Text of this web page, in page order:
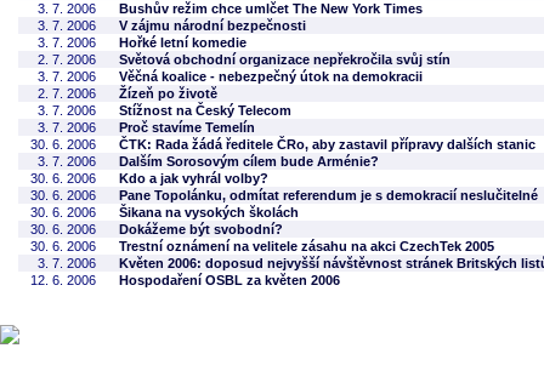
3. 7. 2006
Bushův režim chce umlčet The New York Times
3. 7. 2006
V zájmu národní bezpečnosti
3. 7. 2006
Hořké letní komedie
2. 7. 2006
Světová obchodní organizace nepřekročila svůj stín
3. 7. 2006
Věčná koalice - nebezpečný útok na demokracii
2. 7. 2006
Žízeň po životě
3. 7. 2006
Stížnost na Český Telecom
3. 7. 2006
Proč stavíme Temelín
30. 6. 2006
ČTK: Rada žádá ředitele ČRo, aby zastavil přípravy dalších stanic
3. 7. 2006
Dalším Sorosovým cílem bude Arménie?
30. 6. 2006
Kdo a jak vyhrál volby?
30. 6. 2006
Pane Topolánku, odmítat referendum je s demokracií neslučitelné
30. 6. 2006
Šikana na vysokých školách
30. 6. 2006
Dokážeme být svobodní?
30. 6. 2006
Trestní oznámení na velitele zásahu na akci CzechTek 2005
3. 7. 2006
Květen 2006: doposud nejvyšší návštěvnost stránek Britských
12. 6. 2006
Hospodaření OSBL za květen 2006